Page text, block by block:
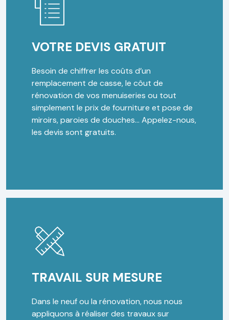
VOTRE DEVIS GRATUIT
Besoin de chiffrer les coûts d’un
remplacement de casse, le côut de
rénovation de vos menuiseries ou tout
simplement le prix de fourniture et pose de
miroirs, paroies de douches… Appelez-nous,
les devis sont gratuits.
TRAVAIL SUR MESURE
Dans le neuf ou la rénovation, nous nous
appliquons à réaliser des travaux sur